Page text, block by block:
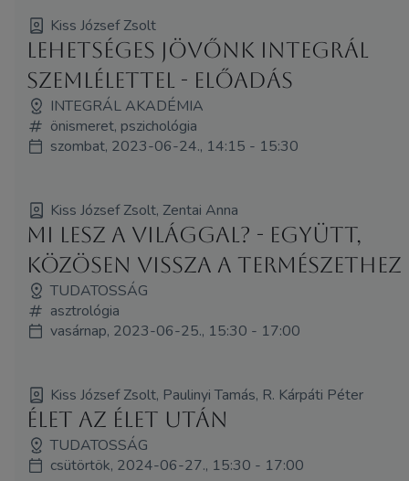
Kiss József Zsolt
Lehetséges jövőnk integrál
szemlélettel - előadás
INTEGRÁL AKADÉMIA
önismeret, pszichológia
szombat, 2023-06-24., 14:15 - 15:30
Kiss József Zsolt, Zentai Anna
Mi lesz a világgal? - együtt,
közösen vissza a természethez
TUDATOSSÁG
asztrológia
vasárnap, 2023-06-25., 15:30 - 17:00
Kiss József Zsolt, Paulinyi Tamás, R. Kárpáti Péter
Élet az élet után
TUDATOSSÁG
csütörtök, 2024-06-27., 15:30 - 17:00